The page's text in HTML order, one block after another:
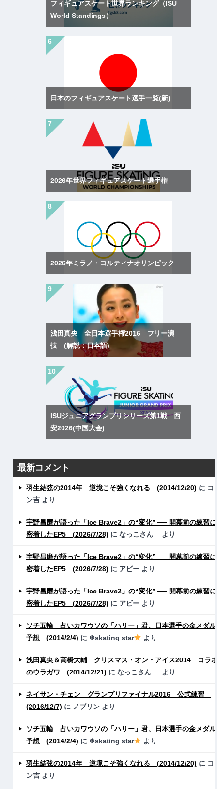
フィギュアスケート世界ランキング（ISU
World Standings）
日本のフィギュアスケート選手一覧(新)
2026年世界フィギュアスケート選手権
2026年ミラノ・コルティナオリンピック
浅田真央 全日本選手権2016 フリー演
技 (解説：日本語)
ISUジュニアグランプリシリーズ第1戦 西
安2026(中国大会)
最新コメント
羽生結弦の2014年 逆境こそ強くなれる (2014/12/20) に コ
ン吉より
宇野昌磨が語った「Ice Brave2」の“変化” ── 開幕前の練習に
密着したEP5 (2026/7/28) に なっこさん より
宇野昌磨が語った「Ice Brave2」の“変化” ── 開幕前の練習に
密着したEP5 (2026/7/28) に アビーより
宇野昌磨が語った「Ice Brave2」の“変化” ── 開幕前の練習に
密着したEP5 (2026/7/28) に アビーより
ソチ五輪 占いカワウソの「ハリー」君、日本選手の金メダル
予想 (2014/2/4) に ❄skating star より
浅田真央＆高橋大輔 クリスマス・オン・アイス2014 コラ
のウラガワ (2014/12/21) に なっこさん より
ネイサン・チェン グランプリファイナル2016 公式練習
(2016/12/7) に ノブリンより
ソチ五輪 占いカワウソの「ハリー」君、日本選手の金メダル
予想 (2014/2/4) に ❄skating star より
羽生結弦の2014年 逆境こそ強くなれる (2014/12/20) に コ
ン吉より